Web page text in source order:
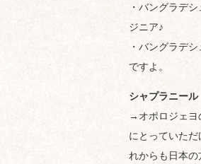
・バングラデ
ジニア♪
・バングラデ
ですよ。
シャプラニール
→オポロジェヨ
にとっていた
れからも日本の